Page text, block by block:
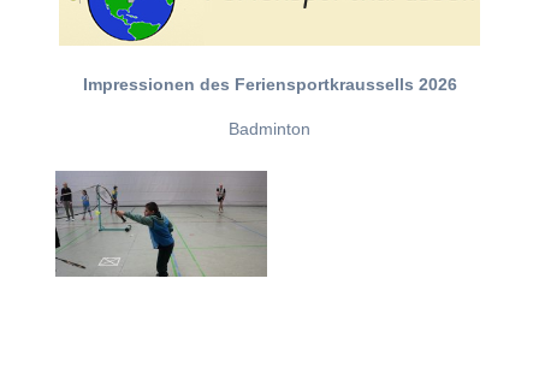
Impressionen des Feriensportkraussells 2026
Badminton